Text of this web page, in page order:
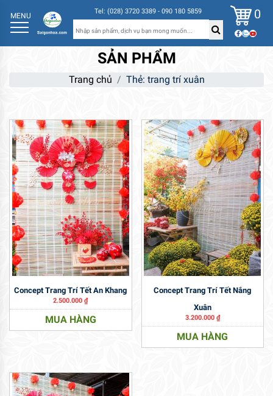
MENU Tel: (028) 3720 3389 - 090 180 5859 0
SẢN PHẨM
Trang chủ Thẻ: trang trí xuân
Concept Trang Trí Tết An Khang
2.500.000₫
MUA HÀNG
Concept Trang Trí Tết Nắng
Xuân
3.200.000 ₫
MUA HÀNG